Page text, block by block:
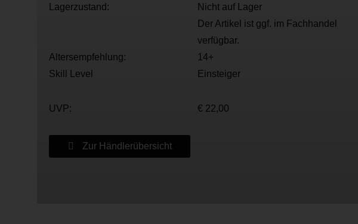
Lagerzustand:
Nicht auf Lager
Der Artikel ist ggf. im Fachhandel
verfügbar.
Altersempfehlung:
14+
Skill Level
Einsteiger
UVP: € 22,00
Zur Händlerübersicht